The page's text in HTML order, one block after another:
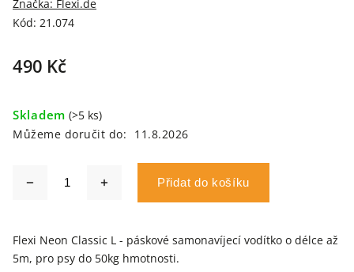
Kód: 21.074
Značka: Flexi.de
490 Kč
Skladem (>5 ks)
Můžeme doručit do:
11.8.2026
Přidat do košíku
Flexi Neon Classic L - páskové samonavíjecí vodítko o délce až
5m, pro psy do 50kg hmotnosti.